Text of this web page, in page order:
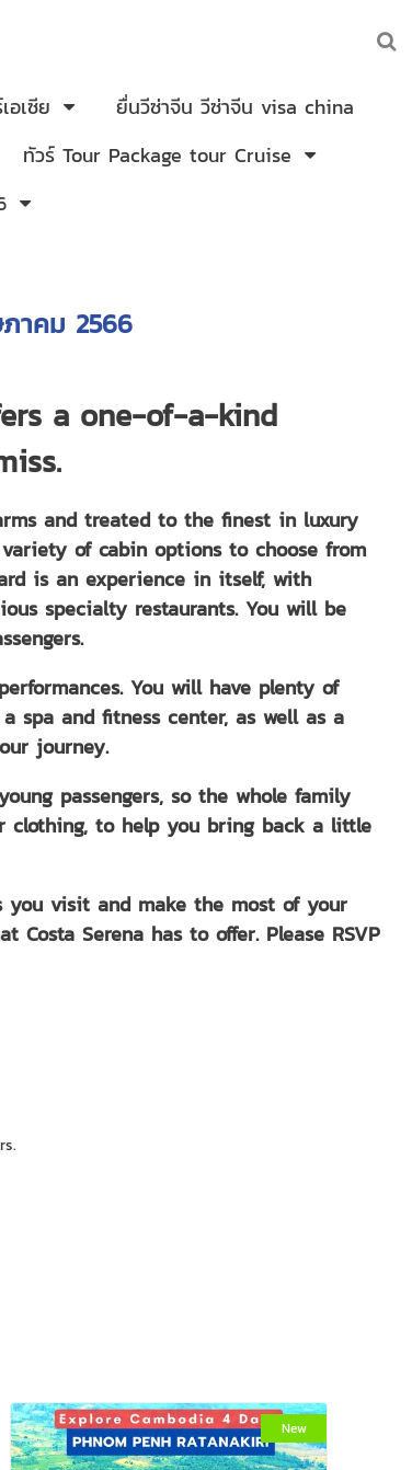
อเซีย
ยื่นวีซ่าจีน วีซ่าจีน visa china
ทัวร์ Tour Package tour Cruise
16 พฤษภาคม 2566
คม 2566
a one-of-a-kind
and treated to the finest in luxury
of cabin options to choose from
is an experience in itself, with
specialty restaurants. You will be
You will have plenty of
spa and fitness center, as well as a
journey.
passengers, so the whole family
clothing, to help you bring back a little
you visit and make the most of your
Serena has to offer. Please RSVP
New